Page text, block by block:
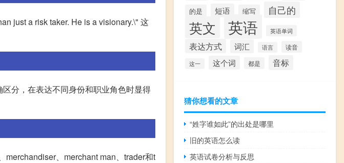
just a risk taker. He is a visionary.\" 这
分，在表达不同身份和职业角色时显得
、merchant man、trader和t
的是 短语 缩写 自己的
英文 英语 英语单词
表达方式 词汇 语言 读音
这一 这个词 都是 音标
猜你想看的文章
“姓字谁如此”的出处是哪里
旧的英语怎么读
英语试卷分析与反思